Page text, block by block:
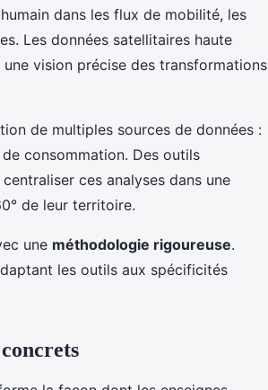
dans les flux de mobilité, les
Les données satellitaires haute
vision précise des transformations
de multiples sources de données :
consommation. Des outils
ces analyses dans une
de leur territoire.
une méthodologie rigoureuse.
les outils aux spécificités